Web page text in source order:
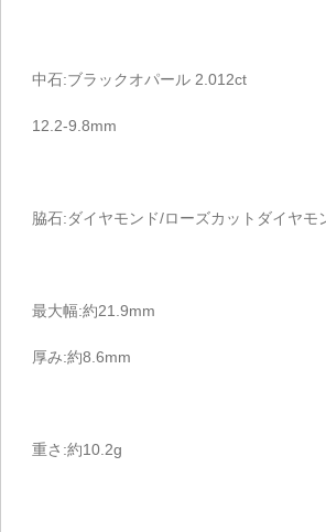
中石:ブラックオパール 2.012ct
12.2-9.8mm
脇石:ダイヤモンド/ローズカットダイヤモ
最大幅:約21.9mm
厚み:約8.6mm
重さ:約10.2g